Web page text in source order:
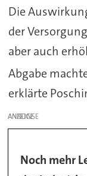
Die
der
aber auch
Abgabe
erklärte
ANZEIGE
Noch mehr